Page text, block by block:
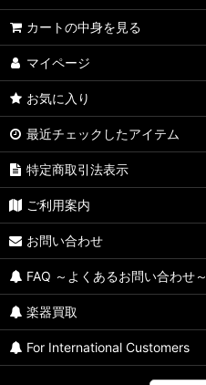
カートの中身を見る
マイページ
お気に入り
最近チェックしたアイテム
特定商取引法表示
ご利用案内
お問い合わせ
FAQ ～よくあるお問い合わせ～
楽器買取
For International Customers